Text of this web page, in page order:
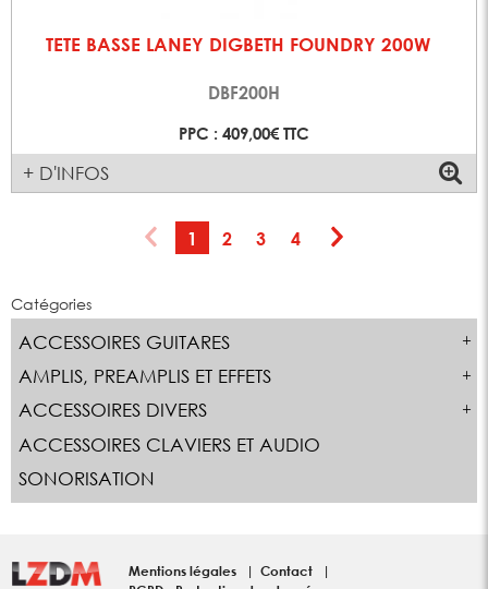
Catégories
ACCESSOIRES GUITARES
AMPLIS, PREAMPLIS ET EFFETS
ACCESSOIRES DIVERS
ACCESSOIRES CLAVIERS ET AUDIO
SONORISATION
TETE BASSE LANEY DIGBETH FOUNDRY 200W
DBF200H
PPC : 409,00€ TTC
+ D'INFOS
1 2 3 4
Mentions légales
Contact